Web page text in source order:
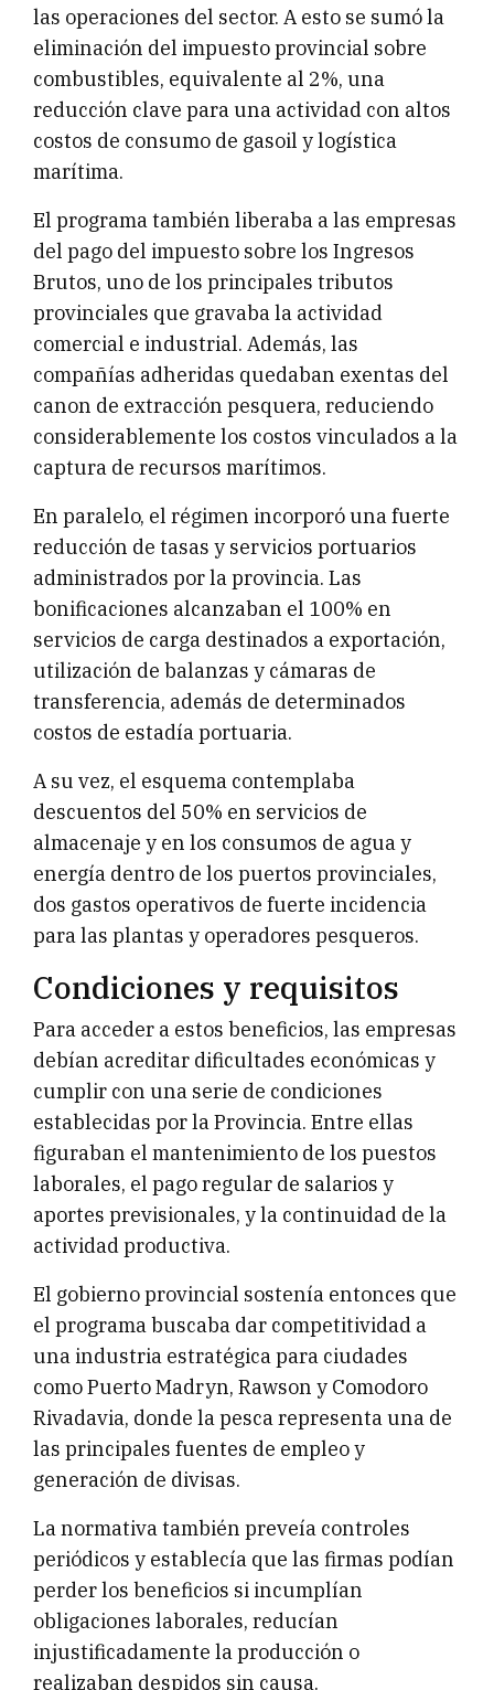
las operaciones del sector. A esto se sumó la
eliminación del impuesto provincial sobre
combustibles, equivalente al 2%, una
reducción clave para una actividad con altos
costos de consumo de gasoil y logística
marítima.
El programa también liberaba a las empresas
del pago del impuesto sobre los Ingresos
Brutos, uno de los principales tributos
provinciales que gravaba la actividad
comercial e industrial. Además, las
compañías adheridas quedaban exentas del
canon de extracción pesquera, reduciendo
considerablemente los costos vinculados a la
captura de recursos marítimos.
En paralelo, el régimen incorporó una fuerte
reducción de tasas y servicios portuarios
administrados por la provincia. Las
bonificaciones alcanzaban el 100% en
servicios de carga destinados a exportación,
utilización de balanzas y cámaras de
transferencia, además de determinados
costos de estadía portuaria.
A su vez, el esquema contemplaba
descuentos del 50% en servicios de
almacenaje y en los consumos de agua y
energía dentro de los puertos provinciales,
dos gastos operativos de fuerte incidencia
para las plantas y operadores pesqueros.
Condiciones y requisitos
Para acceder a estos beneficios, las empresas
debían acreditar dificultades económicas y
cumplir con una serie de condiciones
establecidas por la Provincia. Entre ellas
figuraban el mantenimiento de los puestos
laborales, el pago regular de salarios y
aportes previsionales, y la continuidad de la
actividad productiva.
El gobierno provincial sostenía entonces que
el programa buscaba dar competitividad a
una industria estratégica para ciudades
como Puerto Madryn, Rawson y Comodoro
Rivadavia, donde la pesca representa una de
las principales fuentes de empleo y
generación de divisas.
La normativa también preveía controles
periódicos y establecía que las firmas podían
perder los beneficios si incumplían
obligaciones laborales, reducían
injustificadamente la producción o
realizaban despidos sin causa.